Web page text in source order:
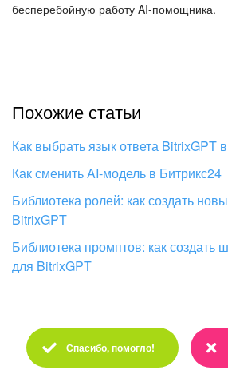
КЭДО
Аналитика
BI Конструктор
Автоматизация
Сотрудники
Бизнес-процессы
бесперебойную работу AI-помощника.
Похожие статьи
Как выбрать язык ответа BitrixGPT
Как сменить AI-модель в Битрикс24
Библиотека ролей: как создать
BitrixGPT
Библиотека промптов: как создать
для BitrixGPT
Спасибо, помогло!